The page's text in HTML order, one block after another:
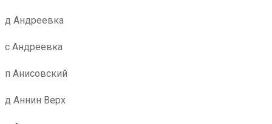
д Андреевка
с Андреевка
п Анисовский
д Аннин Верх